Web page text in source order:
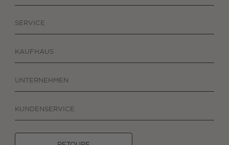
SERVICE
KAUFHAUS
UNTERNEHMEN
KUNDENSERVICE